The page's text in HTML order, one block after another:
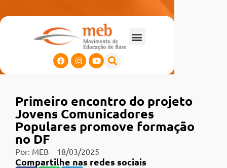
Primeiro encontro do projeto
Jovens Comunicadores
Populares promove formação
no DF
Por: MEB 18/03/2025
Compartilhe nas redes sociais